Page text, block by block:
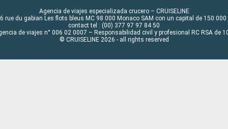
Agencia de viajes especializada crucero – CRUISELINE
rue du gabian Les flots bleus MC 98 000 Monaco SAM con un capital de 150 000
contact tel : (00) 377 97 97 84 50
de viajes n° 006 02 0007 – Responsabilidad civil y profesional RC RSA de
© CRUISELINE 2026 - all rights reserved